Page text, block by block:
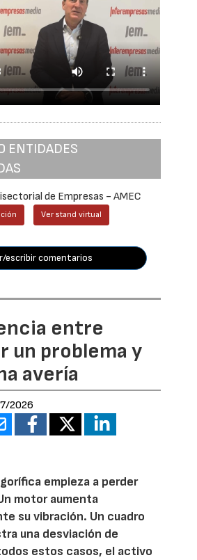
ENTIDADES
de Empresas - AMEC
Ver stand virtual
escribir comentarios
entre
un problema y
avería
2026
empieza a perder
motor aumenta
su vibración. Un cuadro
una desviación de
estos casos, el activo